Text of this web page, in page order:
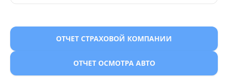
ОТЧЕТ СТРАХОВОЙ КОМПАНИИ
ОТЧЕТ ОСМОТРА АВТО